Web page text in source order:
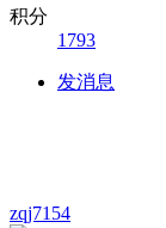
积分
1793
发消息
zqj7154